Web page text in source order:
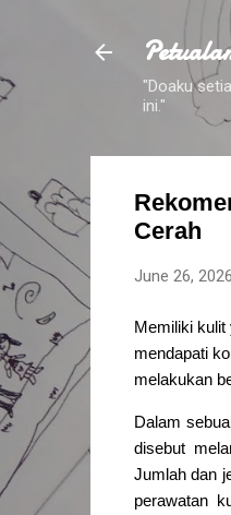
"Doaku
ini."
Cerah
June 26, 2026
Memiliki kulit
mendapati
melakukan
Dalam
disebut
Jumlah dan
perawatan